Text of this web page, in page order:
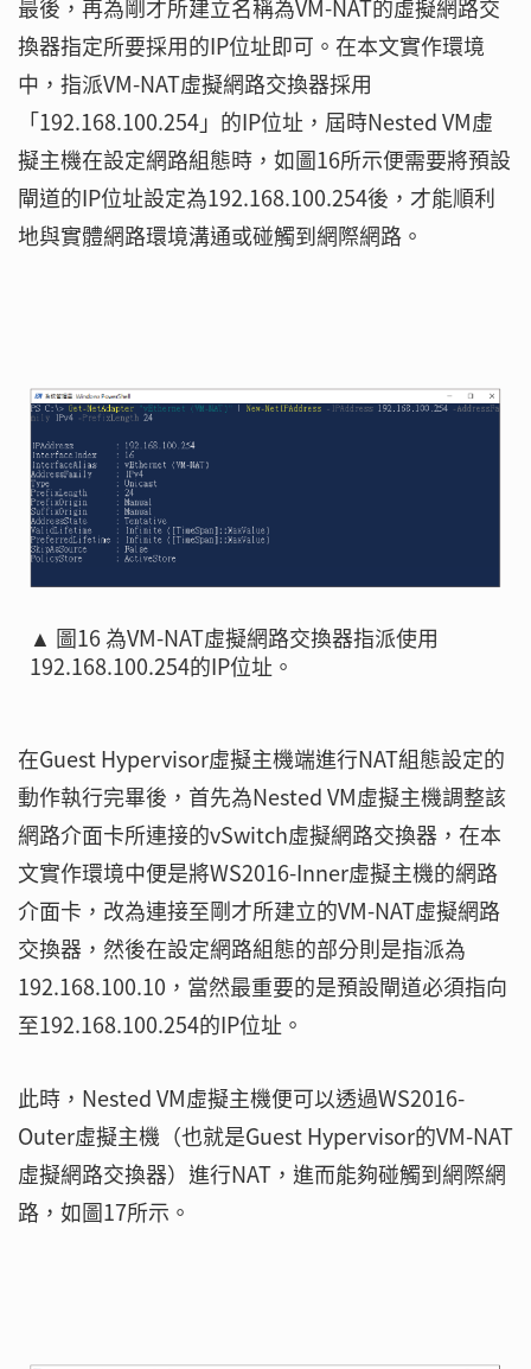
最後，再為剛才所建立名稱為VM-NAT的虛擬網路交
換器指定所要採用的IP位址即可。在本文實作環境
中，指派VM-NAT虛擬網路交換器採用
「192.168.100.254」的IP位址，屆時Nested VM虛
擬主機在設定網路組態時，如圖16所示便需要將預設
閘道的IP位址設定為192.168.100.254後，才能順利
地與實體網路環境溝通或碰觸到網際網路。
▲ 圖16 為VM-NAT虛擬網路交換器指派使用
192.168.100.254的IP位址。
在Guest Hypervisor虛擬主機端進行NAT組態設定的
動作執行完畢後，首先為Nested VM虛擬主機調整該
網路介面卡所連接的vSwitch虛擬網路交換器，在本
文實作環境中便是將WS2016-Inner虛擬主機的網路
介面卡，改為連接至剛才所建立的VM-NAT虛擬網路
交換器，然後在設定網路組態的部分則是指派為
192.168.100.10，當然最重要的是預設閘道必須指向
至192.168.100.254的IP位址。
此時，Nested VM虛擬主機便可以透過WS2016-
Outer虛擬主機（也就是Guest Hypervisor的VM-NAT
虛擬網路交換器）進行NAT，進而能夠碰觸到網際網
路，如圖17所示。